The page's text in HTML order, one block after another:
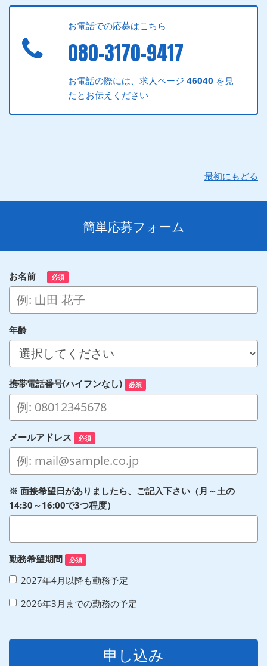
お電話での応募はこちら
080-3170-9417
お電話の際には、求人ページ46040 を見
たとお伝えください
最初にもどる
簡単応募フォーム
お名前 必須
年齢
携帯電話番号(ハイフンなし) 必須
メールアドレス 必須
※ 面接希望日がありましたら、ご記入下さい（月～土の
14:30～16:00で3つ程度）
勤務希望期間 必須
2027年4月以降も勤務予定
2026年3月までの勤務の予定
申し込み